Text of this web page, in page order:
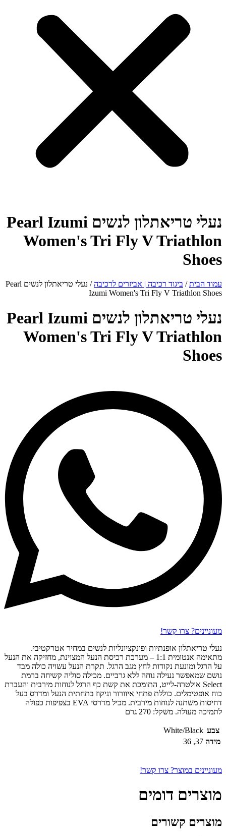
נעלי טריאתלון לנשים Pearl Izumi
Women's Tri Fly V Triathlon
Shoes
עמוד הבית/ ביגוד רכיבה | אביזרים לרכיבה
/ נעלי טריאתלון לנשים Pearl
Izumi Women's Tri Fly V Triathlon Shoes
נעלי טריאתלון לנשים Pearl Izumi
Women's Tri Fly V Triathlon
Shoes
מעוניינים? צרו קשר!
נעלי טריאתלון אופנתיות ופונקציונליות לנשים במחיר אטרקטיבי.
מתאימה אנטומית 1:1 – מערכת רכיסת הנעל המצוינת, מחזיקה את הנעל
על הרגל ומונעת נקודות לחץ מגב הרגל. תקרת הנעל עשויה כולה מבד
נושם שמאפשר נעילה נוחה ללא גרביים. מכילה סוליה קשיחה ברמת
Select אולטרה-לייט, התומכת את קשת כף הרגל לנוחות מירבית והעברת
כוח אופטימלים. כוללת פתחי איוורור וניקוז בתחתית הנעל ומדרס בעל
דחיסות משתנה לנוחות מירבית. מכיל מדרסי EVA בצפיפות כפולה
לתמיכה מעולה. משקל: 270 גרם
צבע White/Black
מידה 37, 36
מעוניינים במוצר? צרו קשר!
מוצרים דומים
מוצרים קשורים